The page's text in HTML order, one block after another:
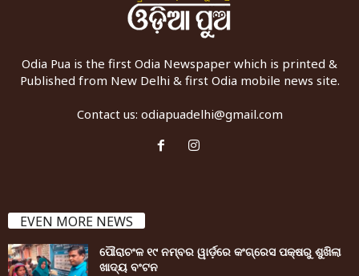
Odia Pua is the first Odia Newspaper which is printed &
Published from New Delhi & first Odia mobile news site.
Contact us: odiapuadelhi@gmail.com
EVEN MORE NEWS
ପୌରାଚଂଳ ୧୯ ନମ୍ବର ୱାର୍ଡ଼ରେ କଂଗ୍ରେସ ପକ୍ଷରୁ ଶୁଖିଲା
ଖାଦ୍ୟ ବଂଟନ